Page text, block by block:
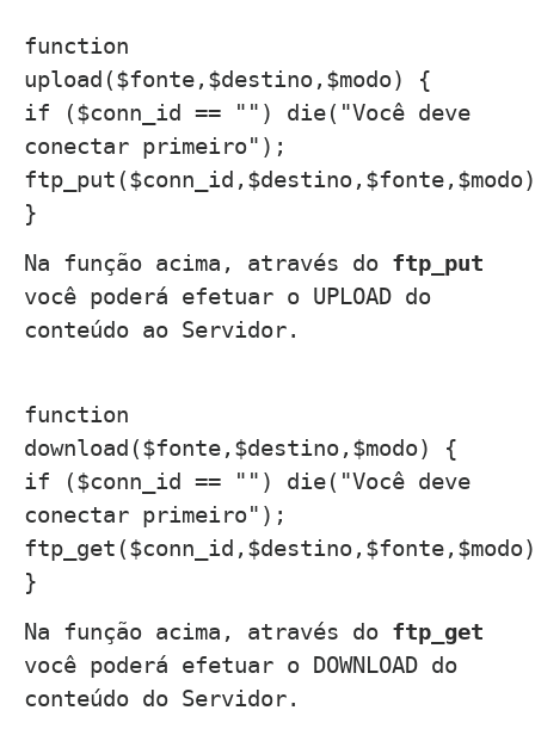
function
upload($fonte,$destino,$modo) {
if ($conn_id == "") die("Você deve
conectar primeiro");
}
Na função acima, através do ftp_put
você poderá efetuar o UPLOAD do
conteúdo ao Servidor.
function
download($fonte,$destino,$modo) {
if ($conn_id == "") die("Você deve
conectar primeiro");
}
Na função acima, através do ftp_get
você poderá efetuar o DOWNLOAD do
conteúdo do Servidor.